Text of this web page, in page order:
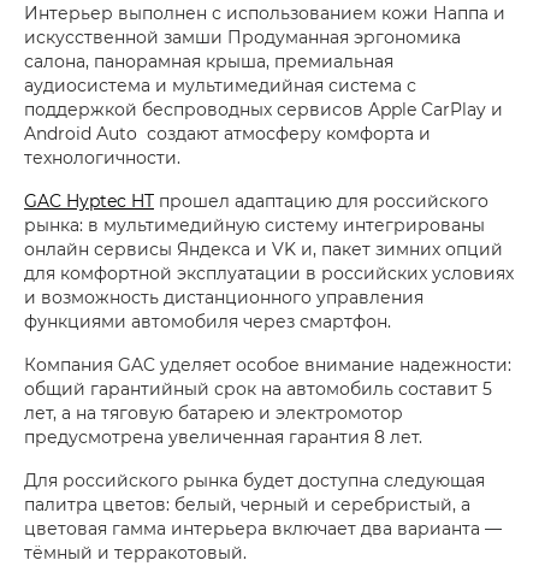
Интерьер выполнен с использованием кожи Наппа и
искусственной замши Продуманная эргономика
салона, панорамная крыша, премиальная
аудиосистема и мультимедийная система с
поддержкой беспроводных сервисов Apple CarPlay и
Android Auto создают атмосферу комфорта и
технологичности.
GAC Hyptec HT прошел адаптацию для российского
рынка: в мультимедийную систему интегрированы
онлайн сервисы Яндекса и VK и, пакет зимних опций
для комфортной эксплуатации в российских условиях
и возможность дистанционного управления
функциями автомобиля через смартфон.
Компания GAC уделяет особое внимание надежности:
общий гарантийный срок на автомобиль составит 5
лет, а на тяговую батарею и электромотор
предусмотрена увеличенная гарантия 8 лет.
Для российского рынка будет доступна следующая
палитра цветов: белый, черный и серебристый, а
цветовая гамма интерьера включает два варианта —
тёмный и терракотовый.